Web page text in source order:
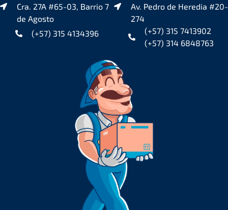
Cra. 27A #65-03, Barrio 7
de Agosto
(+57) 315 4134396
Av. Pedro de Heredia #20-
274
(+57) 315 7413902
(+57) 314 6848763